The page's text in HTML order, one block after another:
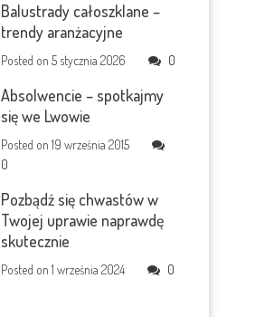
Balustrady całoszklane –
trendy aranżacyjne
Posted on5 stycznia 2026 0
Absolwencie – spotkajmy
się we Lwowie
Posted on19 września 2015
0
Pozbądź się chwastów w
Twojej uprawie naprawdę
skutecznie
Posted on1 września 2024 0